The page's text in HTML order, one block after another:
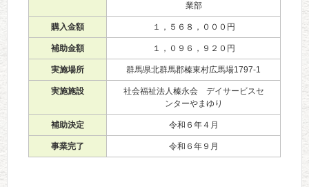
業部
購入金額 １，５６８，０００円
補助金額 １，０９６，９２０円
実施場所 群馬県北群馬郡榛東村広馬場1797-1
実施施設
社会福祉法人榛永会 デイサービスセ
ンターやまゆり
補助決定 令和６年４月
事業完了 令和６年９月